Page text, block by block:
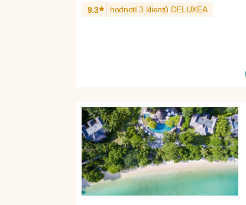
9.3* hodnotí 3 klientů DELUXEA